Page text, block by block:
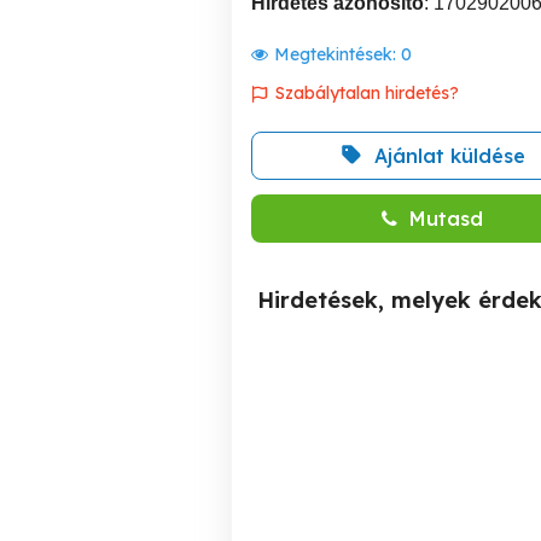
Megtekintések: 0
Szabálytalan hirdetés?
Ajánlat küldése
Mutasd
Hirdetések, melyek